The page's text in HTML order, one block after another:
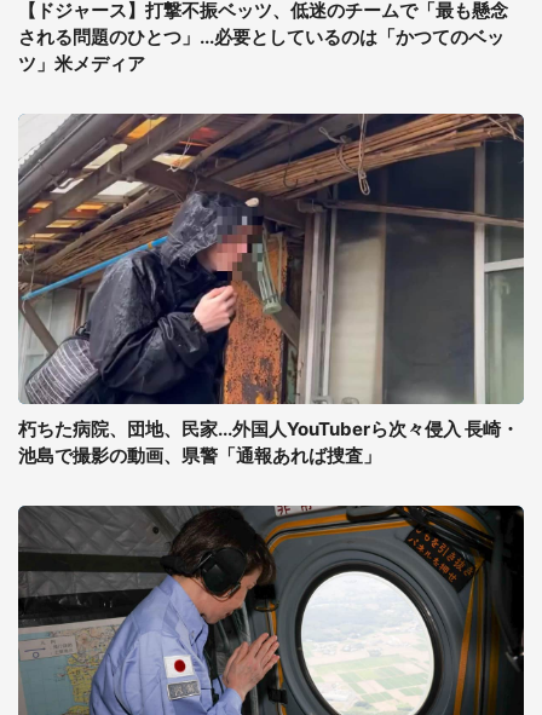
【ドジャース】打撃不振ベッツ、低迷のチームで「最も懸念
される問題のひとつ」...必要としているのは「かつてのベッ
ツ」米メディア
朽ちた病院、団地、民家...外国人YouTuberら次々侵入 長崎・
池島で撮影の動画、県警「通報あれば捜査」